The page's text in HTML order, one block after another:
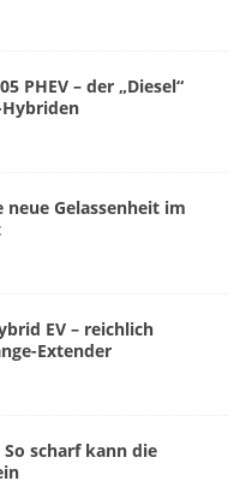
PHEV – der „Diesel“
neue Gelassenheit im
EV – reichlich
Extender
scharf kann die